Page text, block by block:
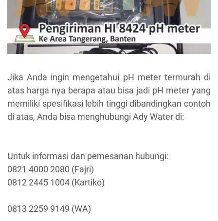
Jika Anda ingin mengetahui pH meter termurah di
atas harga nya berapa atau bisa jadi pH meter yang
memiliki spesifikasi lebih tinggi dibandingkan contoh
di atas, Anda bisa menghubungi Ady Water di:
Untuk informasi dan pemesanan hubungi:
0821 4000 2080 (Fajri)
0812 2445 1004 (Kartiko)
0813 2259 9149 (WA)